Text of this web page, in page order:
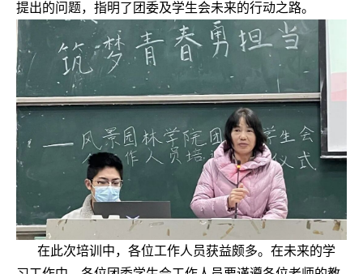
提出的问题，指明了团委及学生会未来的行动之路。
在此次培训中，各位工作人员获益颇多。 在未来的学